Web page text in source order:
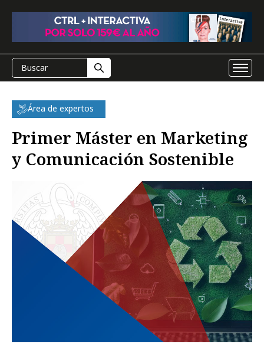
Área de expertos
Primer Máster en Marketing
y Comunicación Sostenible